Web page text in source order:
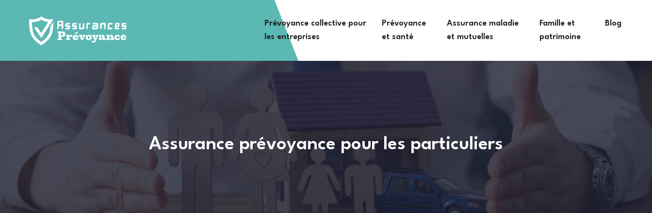
Prévoyance collective pour
les entreprises
Prévoyance
et santé
Assurance maladie
et mutuelles
Famille et
patrimoine
Blog
Assurance prévoyance pour les particuliers